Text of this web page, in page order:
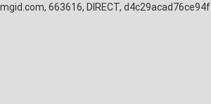
mgid.com, 663616, DIRECT, d4c29acad76ce94f